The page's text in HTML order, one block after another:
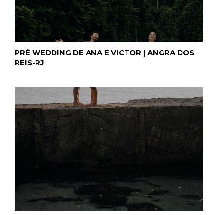
PRÉ WEDDING DE ANA E VICTOR | ANGRA DOS
REIS-RJ